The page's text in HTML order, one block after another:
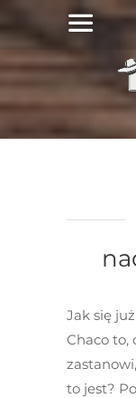
Jak się
Chaco to,
to jest?